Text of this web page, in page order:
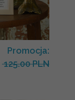
Promocja:
125.00 PLN